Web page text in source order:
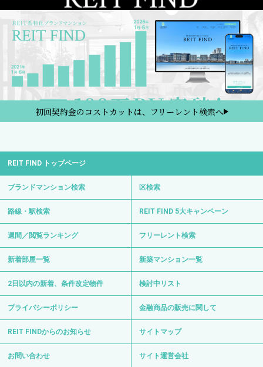
初回契約金のコストカットは、フリーレント検索へ
REIT FIND トップページ
ブランドマンション検索 区検索
路線・駅検索 REIT FIND 5大キャンペーン
週間／閲覧ランキング フリーレント検索
新着部屋一覧 新築マンション一覧
2日以内の新着、条件改定物件 検討中リスト
プライバシーポリシー 金融商品の販売に関して
REIT FINDからのお知らせ サイトマップ
お問い合わせ サイト運営会社